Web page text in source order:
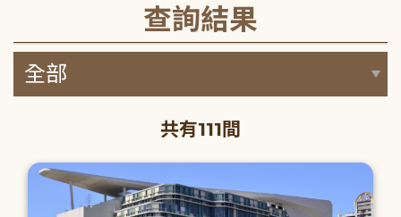
查詢結果
共有111間